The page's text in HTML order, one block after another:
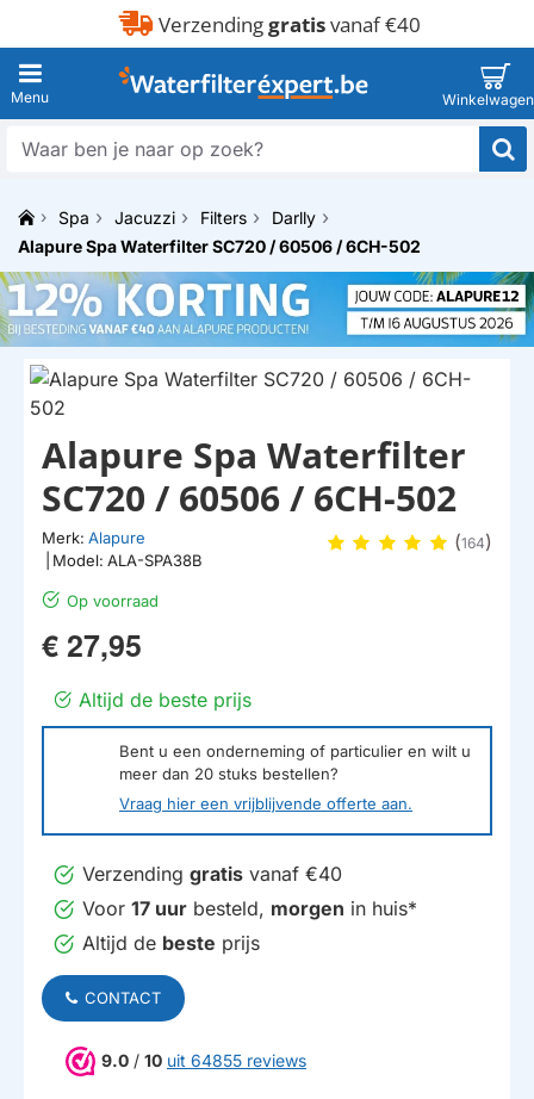
Verzendinggratisvanaf €40
Waar
naar
oph
m
e
Spa Jacuzzi Filters
Darlly
Alapure Spa Waterfilter SC720 / 60506 / 6CH-502
HUISMERK
Op voorraad
Alapure Spa Waterfilter
SC720 / 60506 / 6CH-502
Merk: Alapure
Model: ALA-SPA38B
(164)
€ 27,95
Altijd de beste prijs
Bent u een onderneming of particulier en wilt u
meer dan 20 stuks bestellen?
Vraag hier een vrijblijvende offerte aan.
Verzending gratis vanaf €40
Voor 17 uur besteld, morgen in huis*
Altijd de beste prijs
CONTACT
9.0 / 10 uit 64855 reviews